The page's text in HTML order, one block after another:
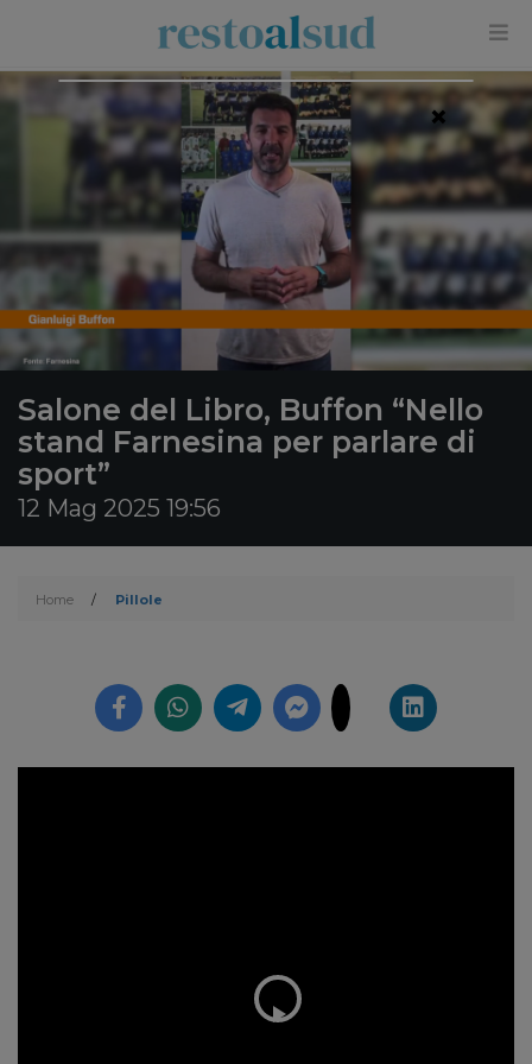
Salone del Libro, Buffon “Nello
stand Farnesina per parlare di
sport”
12 Mag 2025 19:56
Home / Pillole
Play
×